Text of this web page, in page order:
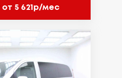
от 5 621р/мес